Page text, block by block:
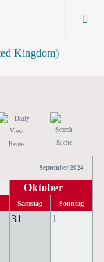
Heute Suche
September 2024
Oktober
Samstag Sonntag
31 1